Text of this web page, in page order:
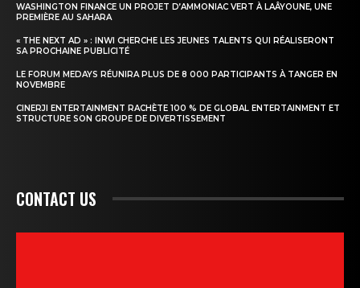
WASHINGTON FINANCE UN PROJET D’AMMONIAC VERT À LAÂYOUNE, UNE
PREMIÈRE AU SAHARA
« THE NEXT AD » : INWI CHERCHE LES JEUNES TALENTS QUI RÉALISERONT
SA PROCHAINE PUBLICITÉ
LE FORUM MEDAYS RÉUNIRA PLUS DE 8 000 PARTICIPANTS À TANGER EN
NOVEMBRE
CINERJI ENTERTAINMENT RACHÈTE 100 % DE GLOBAL ENTERTAINMENT ET
STRUCTURE SON GROUPE DE DIVERTISSEMENT
CONTACT US